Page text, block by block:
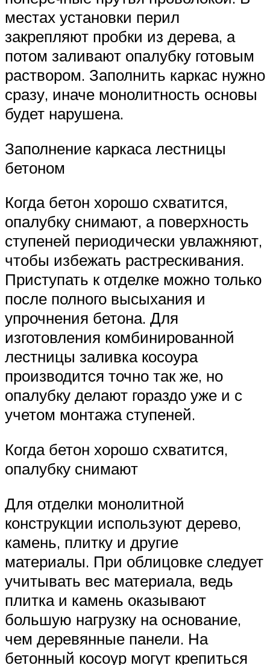
местах установки перил
закрепляют пробки из дерева, а
потом заливают опалубку готовым
раствором. Заполнить каркас нужно
сразу, иначе монолитность основы
будет нарушена.
Заполнение каркаса лестницы
бетоном
Когда бетон хорошо схватится,
опалубку снимают, а поверхность
ступеней периодически увлажняют,
чтобы избежать растрескивания.
Приступать к отделке можно только
после полного высыхания и
упрочнения бетона. Для
изготовления комбинированной
лестницы заливка косоура
производится точно так же, но
опалубку делают гораздо уже и с
учетом монтажа ступеней.
Когда бетон хорошо схватится,
опалубку снимают
Для отделки монолитной
конструкции используют дерево,
камень, плитку и другие
материалы. При облицовке следует
учитывать вес материала, ведь
плитка и камень оказывают
большую нагрузку на основание,
чем деревянные панели. На
бетонный косоур могут крепиться